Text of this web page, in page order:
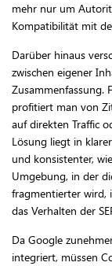
mehr nur um
Kompatibilität mit
Darüber hinaus
zwischen eigener
Zusammenfassung.
profitiert man von
auf direkten Traffic
Lösung liegt in
und konsistenter,
Umgebung, in der
fragmentierter wird,
das Verhalten der
Da Google
integriert, müssen